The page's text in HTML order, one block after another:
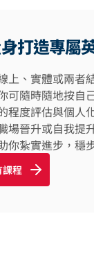
打造專屬
上、實體或兩者
可隨時隨地按自
程度評估與個人
場晉升或自我提
你紮實進步，穩
程